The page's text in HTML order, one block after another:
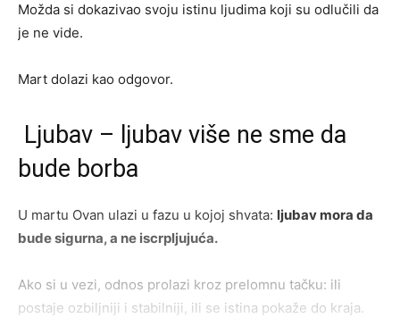
Možda si dokazivao svoju istinu ljudima koji su odlučili da
je ne vide.
Mart dolazi kao odgovor.
Ljubav – ljubav više ne sme da
bude borba
U martu Ovan ulazi u fazu u kojoj shvata: ljubav mora da
bude sigurna, a ne iscrpljujuća.
Ako si u vezi, odnos prolazi kroz prelomnu tačku: ili
postaje ozbiljniji i stabilniji, ili se istina pokaže do kraja.